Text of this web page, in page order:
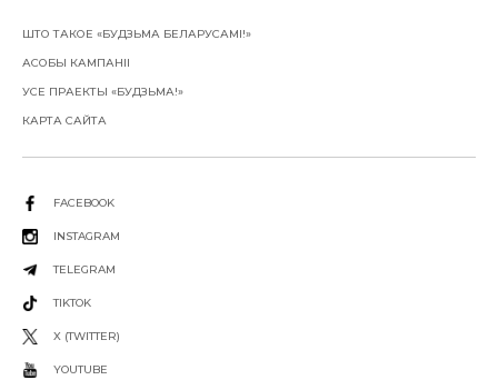
ШТО ТАКОЕ «БУДЗЬМА БЕЛАРУСАМІ!»
АСОБЫ КАМПАНІІ
УСЕ ПРАЕКТЫ «БУДЗЬМА!»
КАРТА САЙТА
FACEBOOK
INSTAGRAM
TELEGRAM
TIKTOK
X (TWITTER)
YOUTUBE